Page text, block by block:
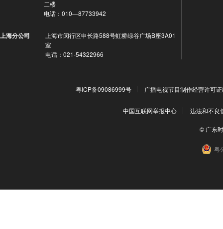
二楼
电话：010—87733942
上海分公司
上海市闵行区申长路588号虹桥绿谷广场B座3A01
室
电话：021-54322966
粤ICP备09086999号 广播电视节目制作经营许可
中国互联网举报中心 违法和不良
© 广东
粤